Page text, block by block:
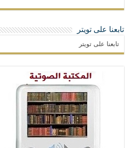
تابعنا على تويتر
تابعنا على تويتر